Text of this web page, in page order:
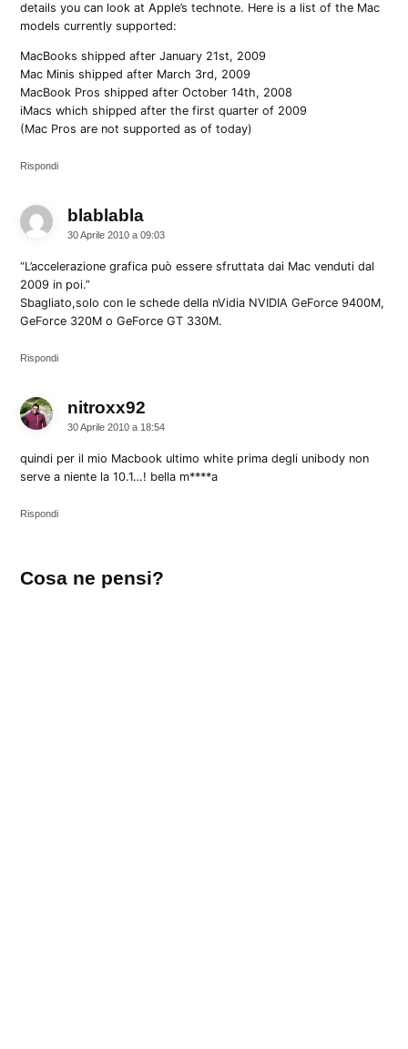
details you can look at Apple’s technote. Here is a list of the Mac
models currently supported:
MacBooks shipped after January 21st, 2009
Mac Minis shipped after March 3rd, 2009
MacBook Pros shipped after October 14th, 2008
iMacs which shipped after the first quarter of 2009
(Mac Pros are not supported as of today)
Rispondi
blablabla
30 Aprile 2010 a 09:03
“L’accelerazione grafica può essere sfruttata dai Mac venduti dal
2009 in poi.”
Sbagliato,solo con le schede della nVidia NVIDIA GeForce 9400M,
GeForce 320M o GeForce GT 330M.
Rispondi
nitroxx92
30 Aprile 2010 a 18:54
quindi per il mio Macbook ultimo white prima degli unibody non
serve a niente la 10.1…! bella m****a
Rispondi
un
Cosa ne pensi?